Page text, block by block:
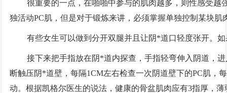
很重要的一点，在啪啪中参与的肌肉越多，则性感受
独活动PC肌，但是对于锻炼来讲，必须掌握单独控制某块肌
有些女生可以做到分开双腿并且让阴*道口轻度张开。
接下来把手指放在阴*道内探查，手指轻弯伸入阴道，
断触压阴*道壁，每隔1CM左右检查一次阴道壁下的PC肌，
动。根据凯格尔医生的说法，健康的骨盆肌肉应有3指厚，